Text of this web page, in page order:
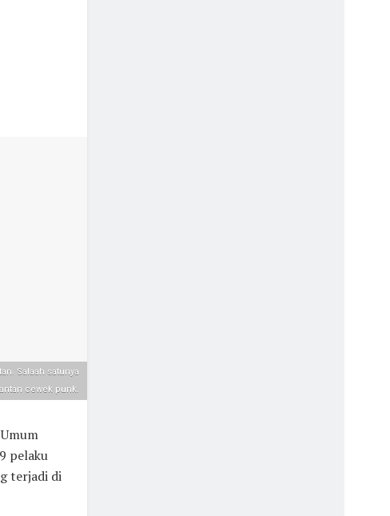
Salaah satunya
cewek punk.
pelaku
terjadi di